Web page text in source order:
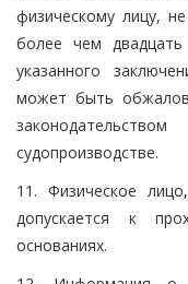
физическому лицу,
более чем
указанного
может быть
судопроизводстве.
11. Физическое
допускается к
основаниях.